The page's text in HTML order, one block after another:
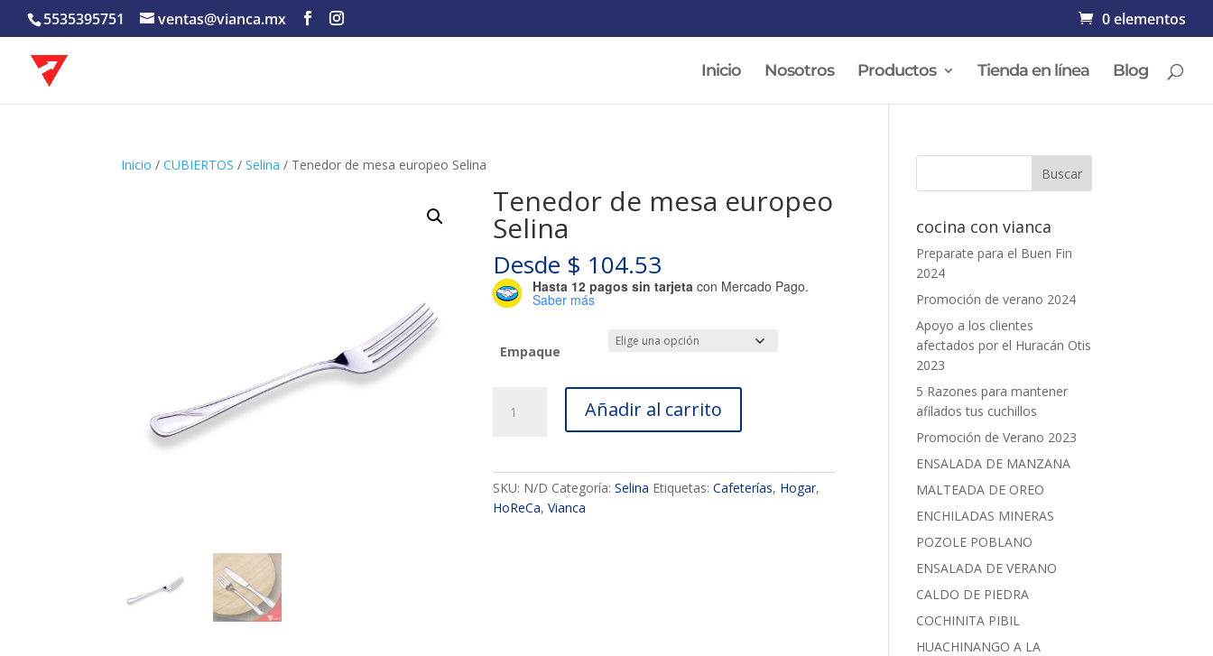
5535395751 ventas@vianca.mx 0 elementos
Inicio Nosotros Productos Tienda en línea Blog
Inicio /CUBIERTOS /Selina / Tenedor de mesa europeo Selina
Tenedor de mesa europeo
Selina
Desde $ 104.53
Hasta 12 pagos sin tarjeta con Mercado Pago.
Saber más
Empaque
Selina
cantidad
Añadir al carrito
SKU: N/D Categoría:Selina Etiquetas:Cafeterías, Hogar,
HoReCa,Vianca
cocina con vianca
Preparate para el Buen Fin
2024
Promoción de verano 2024
Apoyo a los clientes
afectados por el Huracán Otis
2023
5 Razones para mantener
afilados tus cuchillos
Promoción de Verano 2023
ENSALADA DE MANZANA
MALTEADA DE OREO
ENCHILADAS MINERAS
POZOLE POBLANO
ENSALADA DE VERANO
CALDO DE PIEDRA
COCHINITA PIBIL
HUACHINANGO A LA